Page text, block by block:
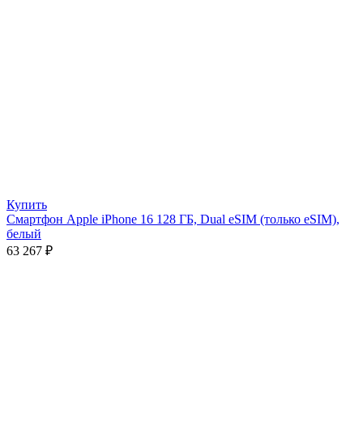
Купить
Смартфон Apple iPhone 16 128 ГБ, Dual eSIM (только eSIM),
белый
63 267 ₽